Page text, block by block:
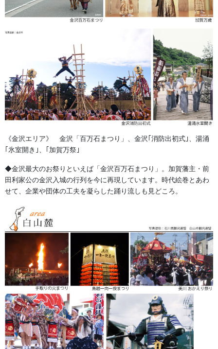
金沢・祭りの森佐
お祭り衣装・お祭り用品のご相談は金沢・森佐へお気軽にお問
い合わせください。
伝統行事、お祭りで地域に笑顔を！！
076-237-8888
営業時間 10:00-18:00 〒920-0061金沢市問屋町2丁目85
(FAX076-237-7150)
人形の森佐は12月〜4月末まで土曜、日曜も営業。
お問い合わせ
カテゴリー 祭り前掛け・けんたい・胸当て
祭り前掛け・けんたい・胸当て
前の記事
左三つ巴の紋
獅子舞・衣裳・別仕立・小物
次の記事
女性獅子舞の衣装
2018/09/08
《金沢エリア》 金沢「百万石まつり」、金沢｢消防出初式｣、湯涌
｢氷室開き｣、｢加賀万祭｣
◆金沢最大のお祭りといえば「金沢百万石まつり」。加賀藩主・前
田利家公の金沢入城の行列を今に再現しています。時代絵巻とあわ
せて、企業や団体の工夫を凝らした踊り流しも見どころ。